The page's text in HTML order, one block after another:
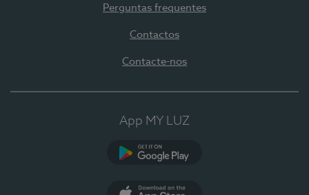
Perguntas frequentes
Contactos
Contacte-nos
App MY LUZ